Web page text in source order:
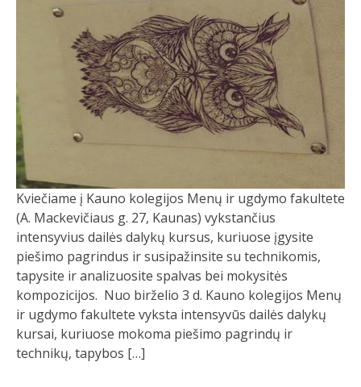
Kviečiame į Kauno kolegijos Menų ir ugdymo fakultete
(A. Mackevičiaus g. 27, Kaunas) vykstančius
intensyvius dailės dalykų kursus, kuriuose įgysite
piešimo pagrindus ir susipažinsite su technikomis,
tapysite ir analizuosite spalvas bei mokysitės
kompozicijos. Nuo birželio 3 d. Kauno kolegijos Menų
ir ugdymo fakultete vyksta intensyvūs dailės dalykų
kursai, kuriuose mokoma piešimo pagrindų ir
technikų, tapybos […]